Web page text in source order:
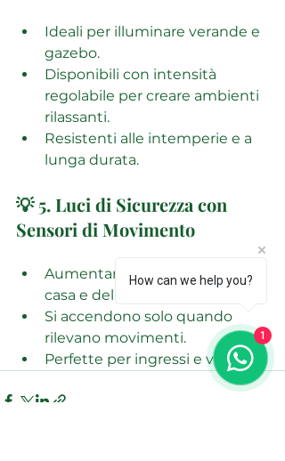
Ideali per illuminare verande e
gazebo.
Disponibili con intensità
regolabile per creare ambienti
rilassanti.
Resistenti alle intemperie e a
lunga durata.
💡 5. Luci di Sicurezza con
Sensori di Movimento
Aumentano la sicurezza della
casa e del giardino.
Si accendono solo quando
rilevano movimenti.
Perfette per ingressi e vialetti.
How can we help you?
1